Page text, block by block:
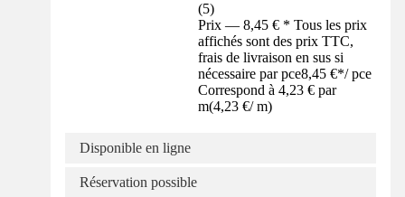
(5)
Prix — 8,45 € * Tous les prix
affichés sont des prix TTC,
frais de livraison en sus si
nécessaire par pce8,45 €*/ pce
Correspond à 4,23 € par
m(4,23 €/ m)
Disponible en ligne
Réservation possible